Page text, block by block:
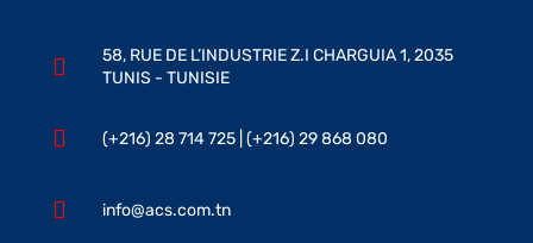
58, RUE DE L’INDUSTRIE Z.I CHARGUIA 1, 2035
TUNIS - TUNISIE
(+216) 28 714 725 | (+216) 29 868 080
info@acs.com.tn